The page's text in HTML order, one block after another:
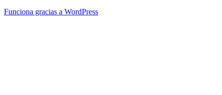
Funciona gracias a WordPress